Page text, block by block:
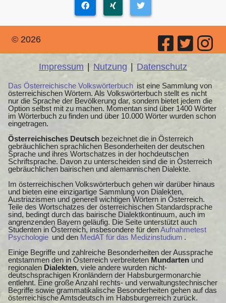
© 2026
Impressum Nutzung Datenschutz
Das Österreichische Volkswörterbuch ist eine Sammlung von
österreichischen Wörtern. Als Volkswörterbuch stellt es nicht
nur die Sprache der Bevölkerung dar, sondern bietet jedem die
Option selbst mit zu machen. Momentan sind über 1400 Wörter
im Wörterbuch zu finden und über 10.000 Wörter wurden schon
eingetragen.
Österreichisches Deutsch bezeichnet die in Österreich
gebräuchlichen sprachlichen Besonderheiten der deutschen
Sprache und ihres Wortschatzes in der hochdeutschen
Schriftsprache. Davon zu unterscheiden sind die in Österreich
gebräuchlichen bairischen und alemannischen Dialekte.
Im österreichischen Volkswörterbuch gehen wir darüber hinaus
und bieten eine einzigartige Sammlung von Dialekten,
Austriazismen und generell wichtigen Wörtern in Österreich.
Teile des Wortschatzes der österreichischen Standardsprache
sind, bedingt durch das bairische Dialektkontinuum, auch im
angrenzenden Bayern geläufig. Die Seite unterstützt auch
Studenten in Österreich, insbesondere für denAufnahmetest
Psychologie und den MedAT für das Medizinstudium .
Einige Begriffe und zahlreiche Besonderheiten der Aussprache
entstammen den in Österreich verbreiteten Mundarten und
regionalen Dialekten, viele andere wurden nicht-
deutschsprachigen Kronländern der Habsburgermonarchie
entlehnt. Eine große Anzahl rechts- und verwaltungstechnischer
Begriffe sowie grammatikalische Besonderheiten gehen auf das
österreichische Amtsdeutsch im Habsburgerreich zurück.